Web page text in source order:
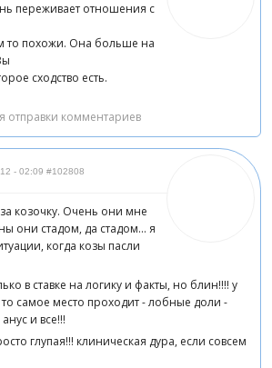
переживает отношения с
то похожи. Она больше на
сходство есть.
отправки комментариев
- 02:09 #102808
козочку. Очень они мне
они стадом, да стадом... я
когда козы пасли
в ставке на логику и факты, но блин!!!! у
самое место проходит - лобные доли -
и все!!!
глупая!!! клиническая дура, если совсем